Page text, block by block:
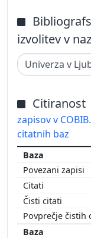
izvolitev v
Citiranost
zapisov v
citatnih baz